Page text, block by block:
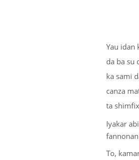
Yau idan
da ba su
ka sami
canza
ta
Iyakar
To,